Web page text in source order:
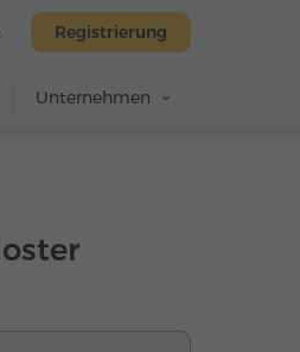
Registrierung
Unternehmen